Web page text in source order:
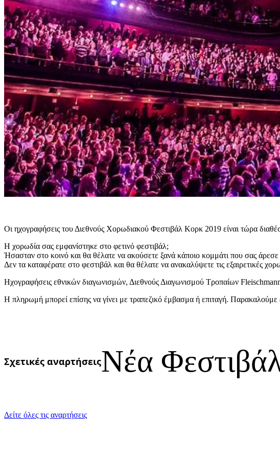
Οι ηχογραφήσεις του Διεθνούς Χορωδιακού Φεστιβάλ Κορκ 2019 είναι τώρα
Η χορωδία σας εμφανίστηκε στο φετινό φεστιβάλ;
Ήσασταν στο κοινό και θα θέλατε να ακούσετε ξανά κάποιο κομμάτι που σας άρεσε
Δεν τα καταφέρατε στο φεστιβάλ και θα θέλατε να ανακαλύψετε τις εξαιρετικές
Ηχογραφήσεις εθνικών διαγωνισμών, Διεθνούς Διαγωνισμού Τροπαίων
Η πληρωμή μπορεί επίσης να γίνει με τραπεζικό έμβασμα ή επιταγή.
Σχετικές αναρτήσειςΝέα
Δείτε όλες τις αναρτήσεις